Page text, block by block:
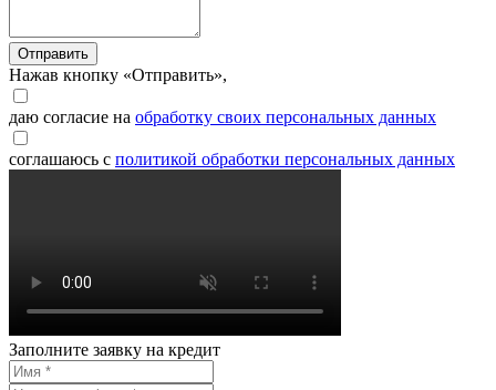
Отправить
Нажав кнопку «Отправить»,
даю согласие на обработку своих персональных данных
соглашаюсь с политикой обработки персональных данных
Заполните заявку на кредит